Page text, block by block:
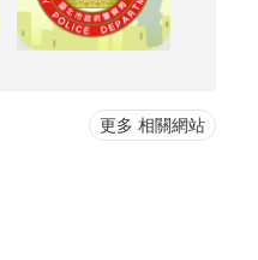
更多 相關網站